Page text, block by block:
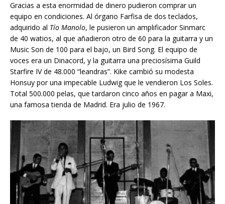
Gracias a esta enormidad de dinero pudieron comprar un
equipo en condiciones. Al órgano Farfisa de dos teclados,
adquirido al Tío Manolo, le pusieron un amplificador Sinmarc
de 40 watios, al que añadieron otro de 60 para la guitarra y un
Music Son de 100 para el bajo, un Bird Song. El equipo de
voces era un Dinacord, y la guitarra una preciosísima Guild
Starfire IV de 48.000 “leandras”. Kike cambió su modesta
Honsuy por una impecable Ludwig que le vendieron Los Soles.
Total 500.000 pelas, que tardaron cinco años en pagar a Maxi,
una famosa tienda de Madrid. Era julio de 1967.